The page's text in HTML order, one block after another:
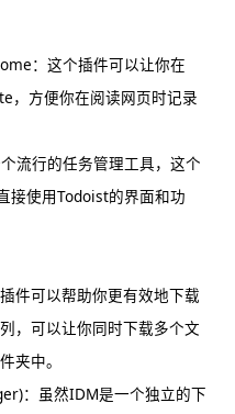
：这个插件可以让你在
，方便你在阅读网页时记录
流行的任务管理工具，这个
接使用Todoist的界面和功
件可以帮助你更有效地下载
，可以让你同时下载多个文
夹中。
：虽然IDM是一个独立的下